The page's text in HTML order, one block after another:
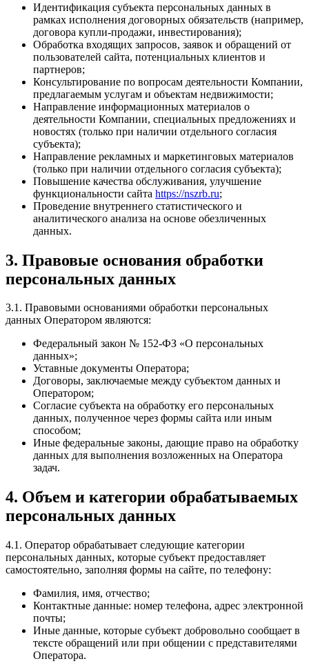
Идентификация субъекта персональных данных в
рамках исполнения договорных обязательств (например,
договора купли-продажи, инвестирования);
Обработка входящих запросов, заявок и обращений от
пользователей сайта, потенциальных клиентов и
партнеров;
Консультирование по вопросам деятельности Компании,
предлагаемым услугам и объектам недвижимости;
Направление информационных материалов о
деятельности Компании, специальных предложениях и
новостях (только при наличии отдельного согласия
субъекта);
Направление рекламных и маркетинговых материалов
(только при наличии отдельного согласия субъекта);
Повышение качества обслуживания, улучшение
функциональности сайта https://nszrb.ru;
Проведение внутреннего статистического и
аналитического анализа на основе обезличенных
данных.
3. Правовые основания обработки
персональных данных
3.1. Правовыми основаниями обработки персональных
данных Оператором являются:
Федеральный закон № 152-ФЗ «О персональных
данных»;
Уставные документы Оператора;
Договоры, заключаемые между субъектом данных и
Оператором;
Согласие субъекта на обработку его персональных
данных, полученное через формы сайта или иным
способом;
Иные федеральные законы, дающие право на обработку
данных для выполнения возложенных на Оператора
задач.
4. Объем и категории обрабатываемых
персональных данных
4.1. Оператор обрабатывает следующие категории
персональных данных, которые субъект предоставляет
самостоятельно, заполняя формы на сайте, по телефону:
Фамилия, имя, отчество;
Контактные данные: номер телефона, адрес электронной
почты;
Иные данные, которые субъект добровольно сообщает в
тексте обращений или при общении с представителями
Оператора.